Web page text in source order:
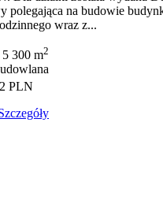
polegająca na budowie
wraz z...
300 m2
PLN